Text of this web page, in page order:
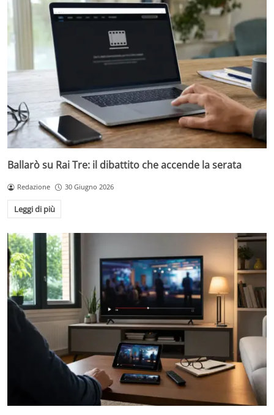
Ballarò su Rai Tre: il dibattito che accende la serata
Redazione 30 Giugno 2026
Leggi di più